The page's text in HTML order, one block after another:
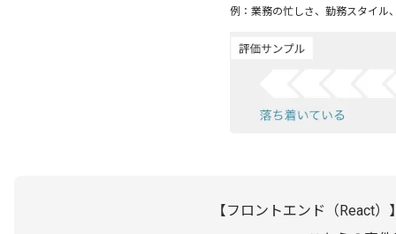
例：業務の忙しさ、勤務スタイル
【フロントエンド（React